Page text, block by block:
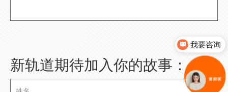
新轨道期待加入你的故事：
我要咨询